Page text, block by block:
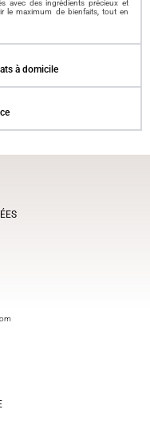
avec des ingrédients précieux et
le maximum de bienfaits, tout en
à domicile